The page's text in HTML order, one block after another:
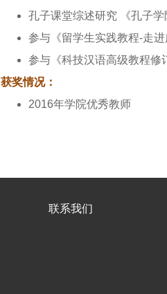
孔子课堂综述研究 《孔子学
参与《留学生实践教程-走
参与《科技汉语高级教程修
获奖情况：
2016年学院优秀教师
联系我们